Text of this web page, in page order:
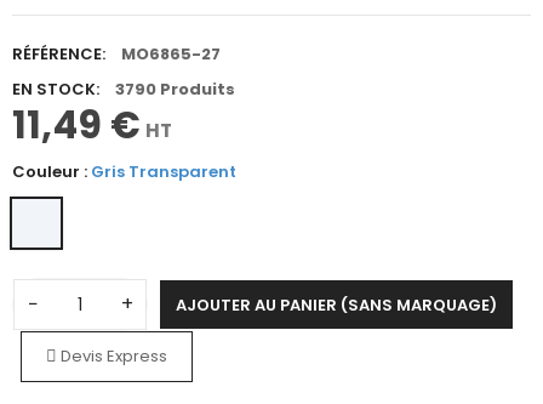
RÉFÉRENCE:
MO6865-27
EN STOCK:
3790 Produits
11,49 € HT
Couleur : Gris Transparent
− + AJOUTER AU PANIER (SANS MARQUAGE)
Devis Express